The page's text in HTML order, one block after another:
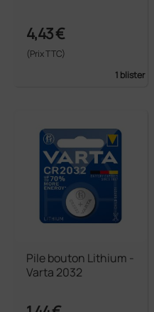
4,43 €
(Prix TTC)
1 blister
Pile bouton Lithium -
Varta 2032